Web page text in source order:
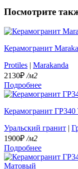
Посмотрите
Керамогранит
Protiles | Marakanda
2130₽ /м2
Подробнее
Керамогранит
Уральский гранит |
1900₽ /м2
Подробнее